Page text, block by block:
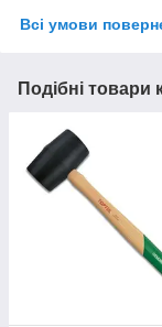
Всі умови
Подібні товари